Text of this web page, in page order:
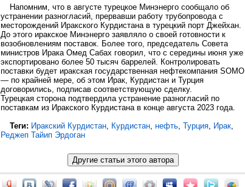
Напомним, что в августе турецкое Минэнерго сообщало об
устранении разногласий, прервавши работу трубопровода с
месторождений Иракского Курдистана в турецкий порт Джейхан.
До этого иракское Минэнерго заявляло о своей готовности к
возобновлениям поставок. Более того, председатель Совета
министров Ирака Омед Сабах говорил, что с середины июня уже
экспортировано более 50 тысяч баррелей. Контролировать
поставки будет иракская государственная нефтекомпания SOMO
— по крайней мере, об этом Ирак, Курдистан и Турция
договорились, подписав соответствующую сделку.
Турецкая сторона подтвердила устранение разногласий по
поставкам из Иракского Курдистана в конце августа 2023 года.
Теги: Иракский Курдистан, Курдистан, нефть, Турция, Ирак,
Реджеп Тайип Эрдоган